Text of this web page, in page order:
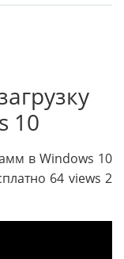
10
в Windows 10
64 views 2